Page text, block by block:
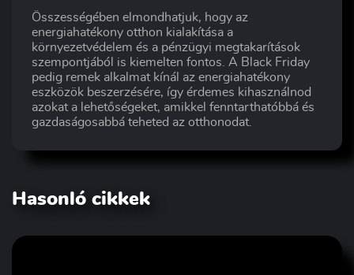
Összességében elmondhatjuk, hogy az
energiahatékony otthon kialakítása a
környezetvédelem és a pénzügyi megtakarítások
szempontjából is kiemelten fontos. A Black Friday
pedig remek alkalmat kínál az energiahatékony
eszközök beszerzésére, így érdemes kihasználnod
azokat a lehetőségeket, amikkel fenntarthatóbbá és
gazdaságosabbá teheted az otthonodat.
Hasonló cikkek